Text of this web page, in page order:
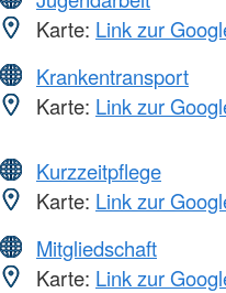
Karte: Link zur
Krankentransport
Karte: Link zur
Kurzzeitpflege
Karte: Link zur
Mitgliedschaft
Karte: Link zur